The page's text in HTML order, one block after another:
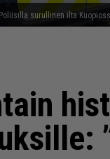
Poliisilla surullinen ilta